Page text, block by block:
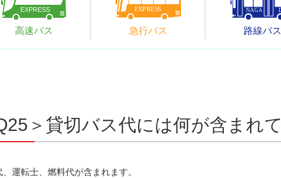
高速バス 急行バス 路線バス
＞貸切バス代には何が含まれ
、運転士、燃料代が含まれます。